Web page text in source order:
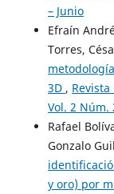
– Junio
Efraín
Torres,
3D ,
Vol. 2 Núm.
Rafael
Gonzalo
y oro) por